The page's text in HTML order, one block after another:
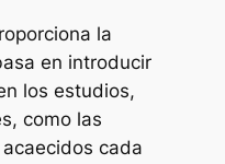
la
en introducir
los estudios,
como las
cada